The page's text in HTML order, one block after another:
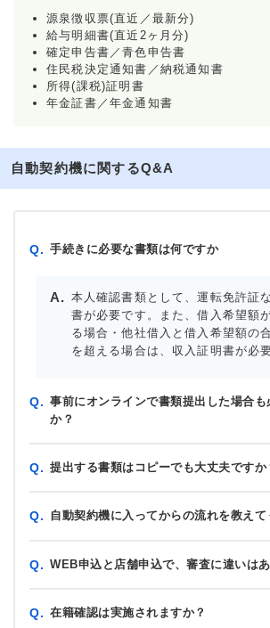
源泉徴収票(直近／最新分)
給与明細書(直近2ヶ月分)
確定申告書／青色申告書
住民税決定通知書／納税通知書
所得(課税)証明書
年金証書／年金通知書
自動契約機に関するQ&A
Q. 手続きに必要な書類は何ですか
本人確認書類として、運転免許証
書が必要です。また、借入希望額
る場合・他社借入と借入希望額の
を超える場合は、収入証明書が必
Q. 事前にオンラインで書類提出した場合も
か？
Q. 提出する書類はコピーでも大丈夫ですか
Q. 自動契約機に入ってからの流れを教えて
Q. WEB申込と店舗申込で、審査に違いは
Q. 在籍確認は実施されますか？